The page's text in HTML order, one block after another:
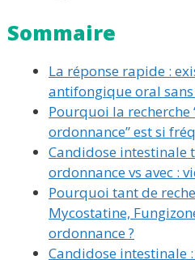
Sommaire
La réponse rapide :
antifongique oral sans
Pourquoi la recherche
ordonnance” est si
Candidose intestinale
ordonnance vs avec :
Pourquoi tant de
Mycostatine,
ordonnance ?
Candidose intestinale